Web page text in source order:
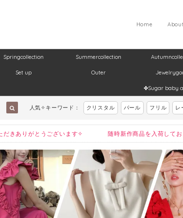
Home
Springcollection Summercollection
Set up Outer
✤Sugar baby
人気✧キーワード： クリスタル パール フリル レ
きありがとうございます✧ 随時新作商品を入荷しており